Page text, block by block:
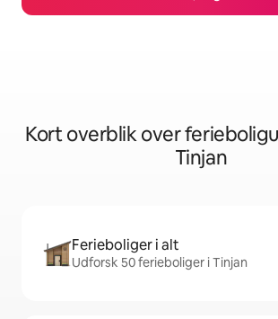
Kort overblik over
Tinjan
Ferieboliger i alt
Udforsk 50 ferieboliger i Tinjan